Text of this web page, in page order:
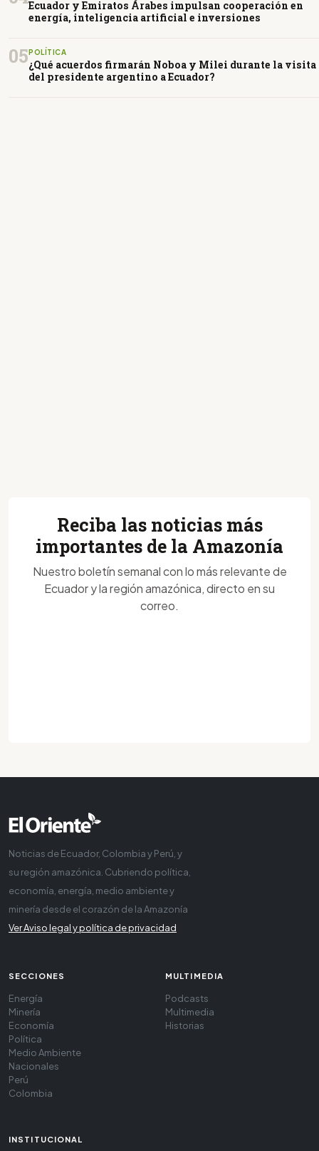
Ecuador y Emiratos Árabes impulsan cooperación en
energía, inteligencia artificial e inversiones
05 POLÍTICA
¿Qué acuerdos firmarán Noboa y Milei durante la visita
del presidente argentino a Ecuador?
Reciba las noticias más
importantes de la Amazonía
Nuestro boletín semanal con lo más relevante de
Ecuador y la región amazónica, directo en su
correo.
Noticias de Ecuador, Colombia y Perú, y
su región amazónica. Cubriendo política,
economía, energía, medio ambiente y
minería desde el corazón de la Amazonía
Ver Aviso legal y política de privacidad
SECCIONES
Energía
Minería
Economía
Política
Medio Ambiente
Nacionales
Perú
Colombia
MULTIMEDIA
Podcasts
Multimedia
Historias
INSTITUCIONAL